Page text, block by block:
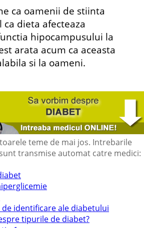
ca oamenii de stiinta
dieta afecteaza
hipocampusului la
arata acum ca aceasta
si la oameni.
teme de mai jos. Intrebarile
transmise automat catre medici:
identificare ale diabetului
tipurile de diabet?